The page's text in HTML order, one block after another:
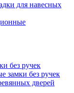
для навесных
без ручек
замки без ручек
дверей